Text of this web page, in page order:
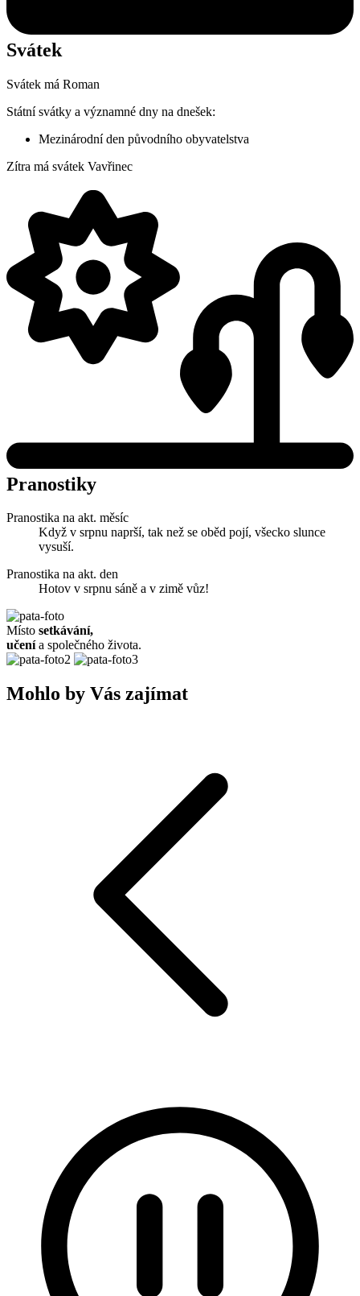
Svátek
Svátek má Roman
Státní svátky a významné dny na dnešek:
Mezinárodní den původního obyvatelstva
Zítra má svátek Vavřinec
Pranostiky
Pranostika na akt. měsíc
Když v srpnu naprší, tak než se oběd pojí, všecko slunce
vysuší.
Pranostika na akt. den
Hotov v srpnu sáně a v zimě vůz!
Místo setkávání,
učenía společného života.
Mohlo by Vás zajímat